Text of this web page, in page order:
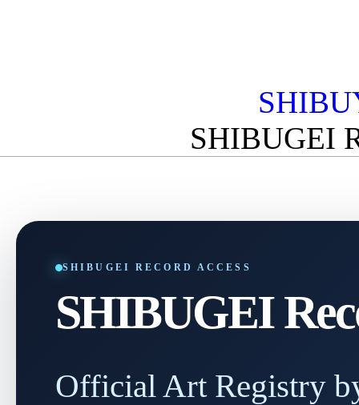
SHIBUGEI
SHIBUGEI RECORD ACCESS
SHIBUGEI
Official Art Registry